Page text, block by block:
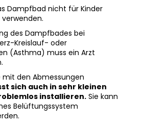
Dampfbad nicht für Kinder
verwenden.
des Dampfbades bei
Kreislauf- oder
(Asthma) muss ein Arzt
den Abmessungen
sich auch in sehr kleinen
installieren. Sie kann
Belüftungssystem